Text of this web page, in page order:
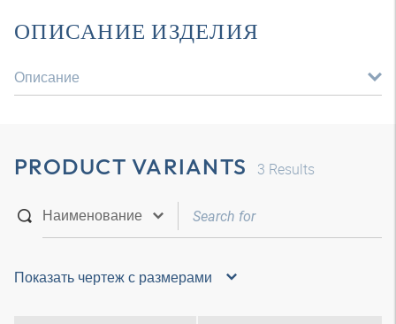
ОПИСАНИЕ ИЗДЕЛИЯ
Описание
PRODUCT VARIANTS 3 Results
Показать чертеж с размерами